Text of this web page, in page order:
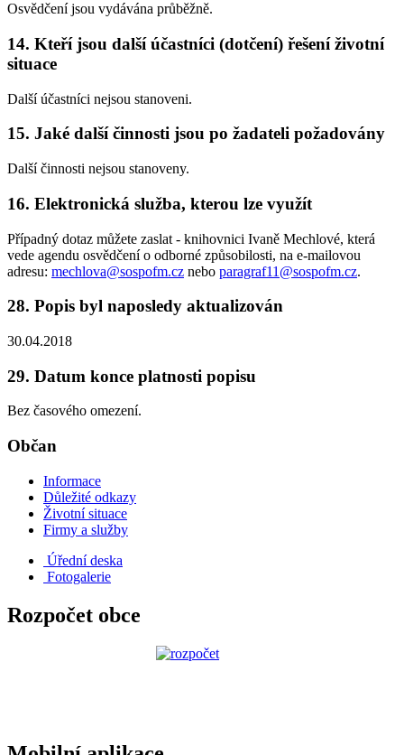
Osvědčení jsou vydávána průběžně.
14. Kteří jsou další účastníci (dotčení) řešení životní
situace
Další účastníci nejsou stanoveni.
15. Jaké další činnosti jsou po žadateli požadovány
Další činnosti nejsou stanoveny.
16. Elektronická služba, kterou lze využít
Případný dotaz můžete zaslat - knihovnici Ivaně Mechlové, která
vede agendu osvědčení o odborné způsobilosti, na e-mailovou
adresu: mechlova@sospofm.cz nebo paragraf11@sospofm.cz.
28. Popis byl naposledy aktualizován
30.04.2018
29. Datum konce platnosti popisu
Bez časového omezení.
Občan
Informace
Důležité odkazy
Životní situace
Firmy a služby
Úřední deska
Fotogalerie
Rozpočet obce